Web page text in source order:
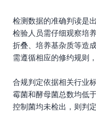
检测数据的准确判读是
检验人员需仔细观察培
折叠、培养基杂质等造
需遵循相应的修约规则
合规判定依据相关行业
霉菌和酵母菌总数均低
控制菌均未检出，则判